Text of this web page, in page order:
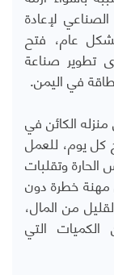
لإعادة
بشكل عام، فتح
تطوير صناعة
في اليمن.
الكائن في
كل يوم، للعمل
وتقلبات
خطرة دون
من المال،
التي